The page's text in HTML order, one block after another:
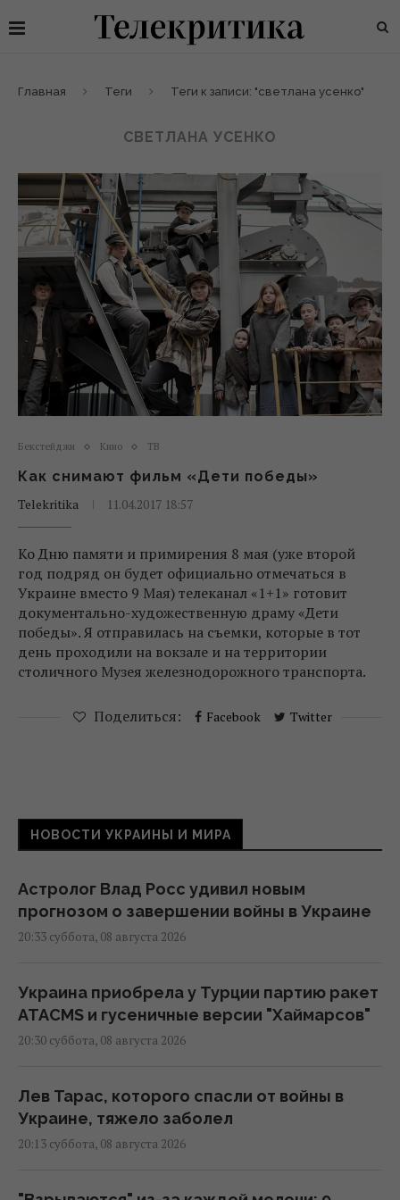
Главная Теги Теги к записи: "светлана усенко"
СВЕТЛАНА УСЕНКО
Бекстейджи Кино ТВ
Как снимают фильм «Дети победы»
Telekritika
11.04.2017 18:57
Ко Дню памяти и примирения 8 мая (уже второй
год подряд он будет официально отмечаться в
Украине вместо 9 Мая) телеканал «1+1» готовит
документально-художественную драму «Дети
победы». Я отправилась на съемки, которые в тот
день проходили на вокзале и на территории
столичного Музея железнодорожного транспорта.
Поделиться: Facebook Twitter
НОВОСТИ УКРАИНЫ И МИРА
Астролог Влад Росс удивил новым
прогнозом о завершении войны в Украине
20:33 суббота, 08 августа 2026
Украина приобрела у Турции партию ракет
ATACMS и гусеничные версии "Хаймарсов"
20:30 суббота, 08 августа 2026
Лев Тарас, которого спасли от войны в
Украине, тяжело заболел
20:13 суббота, 08 августа 2026